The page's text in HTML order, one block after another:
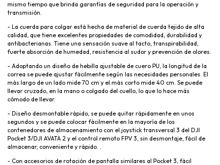
mismo tiempo que brinda garantías de seguridad para la operación y
transmisión.
- La cuerda para colgar está hecha de material de cuerda tejido de alta
calidad, que tiene excelentes propiedades de comodidad, durabilidad y
antibacterianas. Tiene una sensación suave al tacto, transpirabilidad,
fuerte absorción de humedad, resistencia al sudor y prevención de olores.
- Adoptando un diseño de hebilla ajustable de cuero PU, la longitud de la
correa se puede ajustar fácilmente según las necesidades personales. El
más largo de un lado mide 70 cm y el más corto mide 40 cm. Se puede
llevar cruzado, en la mano o colgado del cuello, lo que lo hace más
cómodo de llevar.
- Diseño desmontable rápido, se puede quitar rápidamente en unos
segundos y se puede colocar fácilmente en la mayoría de los
contenedores de almacenamiento con el joystick transversal 3 del DJI
Pocket 3/DJI AVATA 2 y el control remoto FPV 3, sin desmontaje, fácil de
almacenar, conveniente y rápido. .
- Con accesorios de rotación de pantalla similares al Pocket 3, fácil